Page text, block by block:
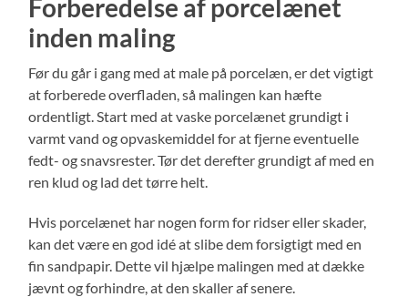
Forberedelse af porcelænet
inden maling
Før du går i gang med at male på porcelæn, er det vigtigt
at forberede overfladen, så malingen kan hæfte
ordentligt. Start med at vaske porcelænet grundigt i
varmt vand og opvaskemiddel for at fjerne eventuelle
fedt- og snavsrester. Tør det derefter grundigt af med en
ren klud og lad det tørre helt.
Hvis porcelænet har nogen form for ridser eller skader,
kan det være en god idé at slibe dem forsigtigt med en
fin sandpapir. Dette vil hjælpe malingen med at dække
jævnt og forhindre, at den skaller af senere.